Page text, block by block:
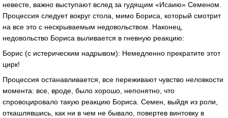
невесте, важно выступают вслед за гудящим «Исаию» Семеном.
Процессия следует вокруг стола, мимо Бориса, который смотрит
на все это с нескрываемым недовольством. Наконец,
недовольство Бориса выливается в гневную реакцию:
Борис (с истерическим надрывом): Немедленно прекратите этот
цирк!
Процессия останавливается, все переживают чувство неловкости
момента: все, вроде, было хорошо, непонятно, что
спровоцировало такую реакцию Бориса. Семен, выйдя из роли,
откашлявшись, как ни в чем не бывало, повертев винтовку в